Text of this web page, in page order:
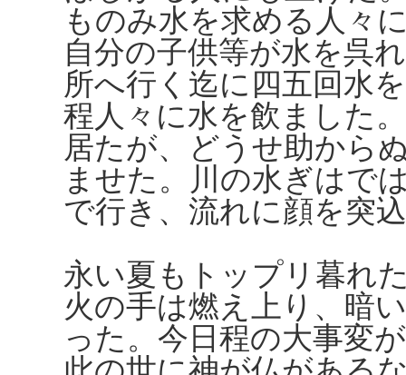
ものみ水を求める人々
自分の子供等が水を呉
所へ行く迄に四五回水
程人々に水を飲ました
居たが、どうせ助から
ませた。川の水ぎはで
で行き、流れに顔を突
永い夏もトップリ暮れ
火の手は燃え上り、暗
った。今日程の大事変